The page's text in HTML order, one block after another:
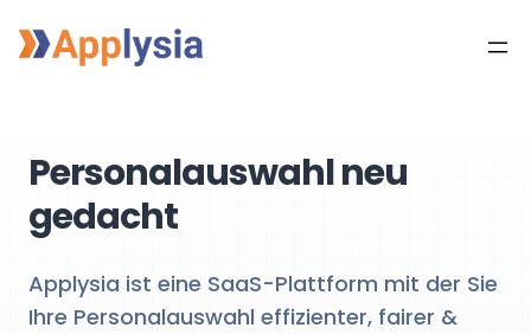
Personalauswahl neu
gedacht
Applysia ist eine SaaS-Plattform mit der Sie
Ihre Personalauswahl effizienter, fairer &